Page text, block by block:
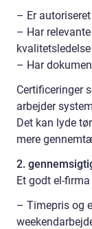
– Er
– Har
kvalitetsledelse
– Har
Certificeringer
arbejder
Det kan lyde
mere
2.
Et godt el-
– Timepris og